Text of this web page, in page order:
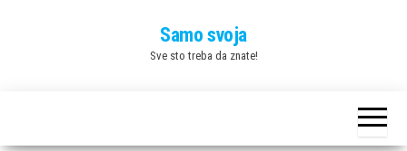
Samo svoja
Sve sto treba da znate!